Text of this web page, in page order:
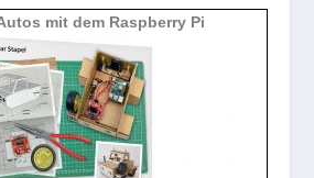
mit dem Raspberry Pi